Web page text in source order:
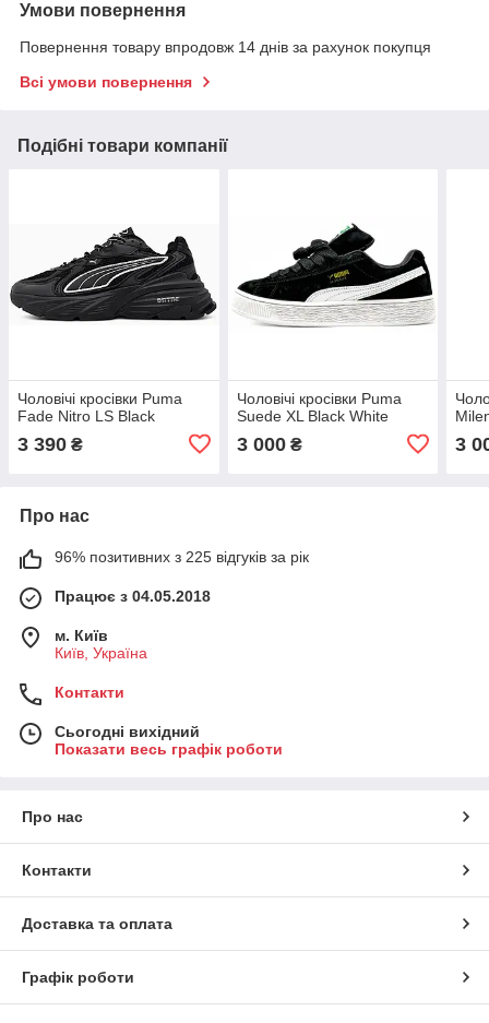
Умови повернення
Повернення товару впродовж 14 днів за рахунок покупця
Всі умови повернення
Подібні товари компанії
Чоловічі кросівки Puma
Fade Nitro LS Black
3 390 ₴
Чоловічі кросівки Puma
Suede XL Black White
3 000₴ 3
Про нас
96% позитивних з 225 відгуків за рік
Працює з 04.05.2018
м. Київ
Київ, Україна
Контакти
Сьогодні вихідний
Показати весь графік роботи
Про нас
Контакти
Доставка та оплата
Графік роботи